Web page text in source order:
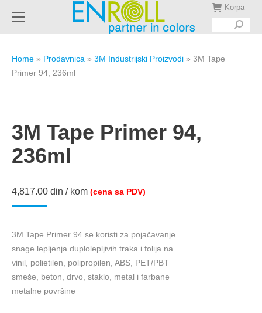
Korpa
Search:
Home » Prodavnica » 3M Industrijski Proizvodi » 3M Tape
Primer 94, 236ml
3M Tape Primer 94,
236ml
4,817.00 din / kom (cena sa PDV)
3M Tape Primer 94 se koristi za pojačavanje
snage lepljenja duplolepljivih traka i folija na
vinil, polietilen, polipropilen, ABS, PET/PBT
smeše, beton, drvo, staklo, metal i farbane
metalne površine